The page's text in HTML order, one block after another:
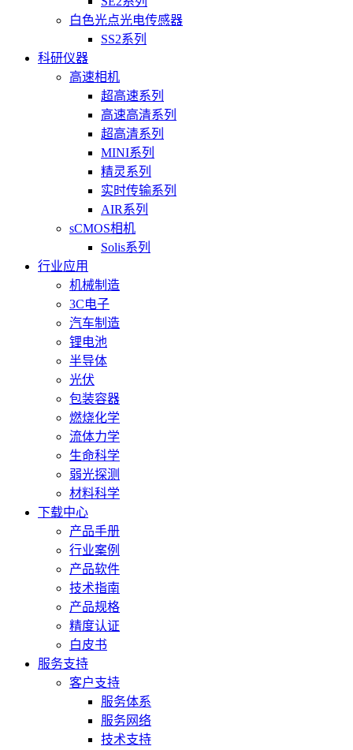
白色光点光电传感器
SS2系列
科研仪器
高速相机
超高速系列
高速高清系列
超高清系列
MINI系列
精灵系列
实时传输系列
AIR系列
sCMOS相机
Solis系列
行业应用
机械制造
3C电子
汽车制造
锂电池
半导体
光伏
包装容器
燃烧化学
流体力学
生命科学
弱光探测
材料科学
下载中心
产品手册
行业案例
产品软件
技术指南
产品规格
精度认证
白皮书
服务支持
客户支持
服务体系
服务网络
技术支持